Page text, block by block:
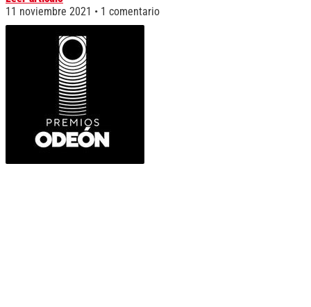
11 noviembre 2021
1 comentario